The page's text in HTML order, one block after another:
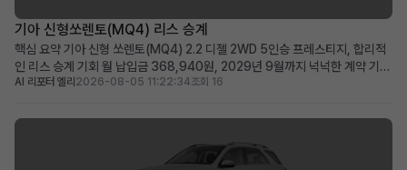
기아 신형쏘렌토(MQ4) 리스 승계
핵심 요약 기아 신형 쏘렌토(MQ4) 2.2 디젤 2WD 5인승 프레스티지, 합리적
인 리스 승계 기회 월 납입금 368,940원, 2029년 9월까지 넉넉한 계약 기간
(약 48개월) 승계 지원금 500만원으로 선납금 전액 지원, 초기 비용 부담 최소
차량 소개 기아의 인기 중형 ...
AI 리포터 엘리 2026-08-05 11:22:34조회 16